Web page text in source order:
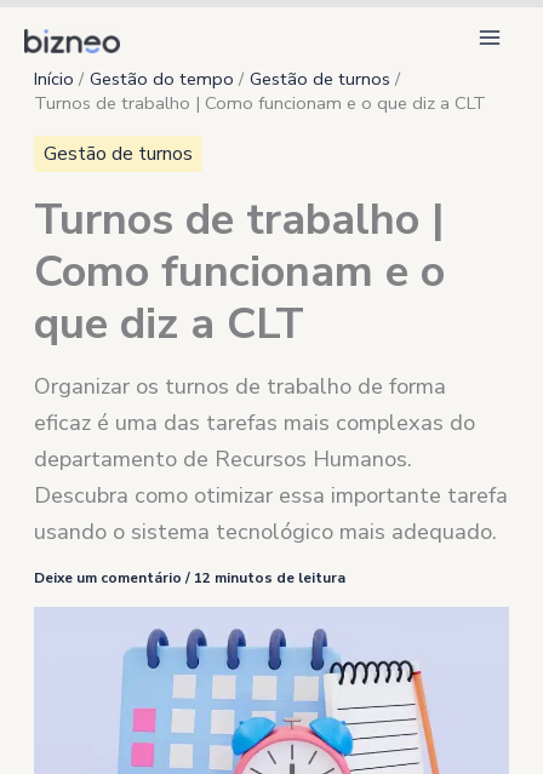
para
Início Gestão do tempo
Gestão de turnos
Turnos de trabalho | Como funcionam e o que diz a CLT
Gestão de turnos
Turnos de trabalho |
Como funcionam e o
que diz a CLT
Organizar os turnos de trabalho de forma
eficaz é uma das tarefas mais complexas do
departamento de Recursos Humanos.
Descubra como otimizar essa importante tarefa
usando o sistema tecnológico mais adequado.
Deixe um comentário / 12 minutos de leitura